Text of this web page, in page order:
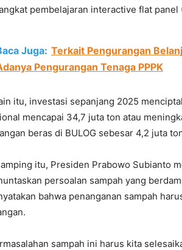
pembelajaran interactive flat panel
Juga: Terkait Pengurangan
Pengurangan Tenaga PPPK
itu, investasi sepanjang 2025
mencapai 34,7 juta ton atau
beras di BULOG sebesar 4,2 juta
itu, Presiden Prabowo Subianto
persoalan sampah yang
bahwa penanganan sampah
sampah ini harus kita